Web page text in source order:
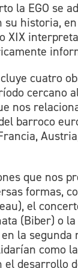
la EGO se
su historia,
XIX
cuatro
cercano
nos
barroco
que nos
formas,
el
(Biber) o
la segunda
como
el desarrollo